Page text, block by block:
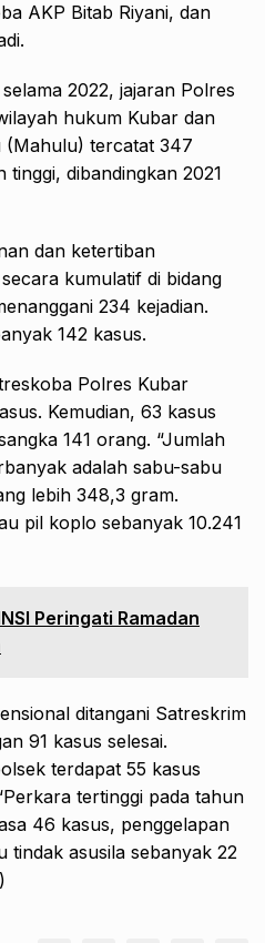
AKP Bitab Riyani, dan
2022, jajaran Polres
hukum Kubar dan
(Mahulu) tercatat 347
dibandingkan 2021
dan ketertiban
kumulatif di bidang
234 kejadian.
142 kasus.
Polres Kubar
Kemudian, 63 kasus
141 orang. “Jumlah
adalah sabu-sabu
lebih 348,3 gram.
pil koplo sebanyak 10.241
Peringati Ramadan
ditangani Satreskrim
91 kasus selesai.
terdapat 55 kasus
tertinggi pada tahun
46 kasus, penggelapan
tindak asusila sebanyak 22